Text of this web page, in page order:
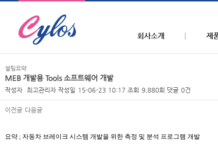
회사소개 제
설팅요약
MEB 개발용 Tools 소프트웨어 개발
작성자 최고관리자 작성일 15-06-23 10:17 조회 9,880회 댓글 0건
이전글 다음글
요약 ; 자동차 브레이크 시스템 개발을 위한 측정 및 분석 프로그램 개발